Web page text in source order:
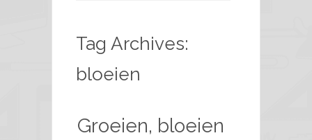
Tag Archives:
bloeien
Groeien, bloeien